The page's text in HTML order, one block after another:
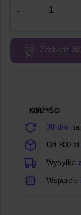
13kg
Zdobądź
KORZYŚCI
30 dni
Od 300 zł
Wysyłka
Wsparcie